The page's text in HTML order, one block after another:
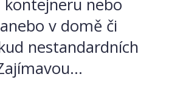
nebo
v domě či
nestandardních